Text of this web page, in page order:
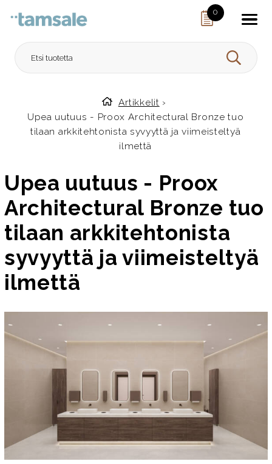
0
HAE
Etusivulle
Artikkelit ›
Upea uutuus - Proox Architectural Bronze tuo
tilaan arkkitehtonista syvyyttä ja viimeisteltyä
ilmettä
Upea uutuus - Proox
Architectural Bronze tuo
tilaan arkkitehtonista
syvyyttä ja viimeisteltyä
ilmettä